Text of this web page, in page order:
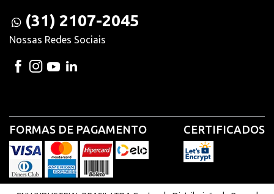
(31) 2107-2045
Nossas Redes Sociais
FORMAS DE PAGAMENTO CERTIFICADOS